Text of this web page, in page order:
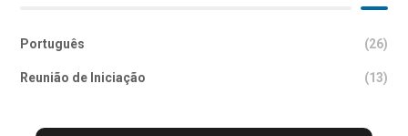
Português (26)
Reunião de Iniciação (13)